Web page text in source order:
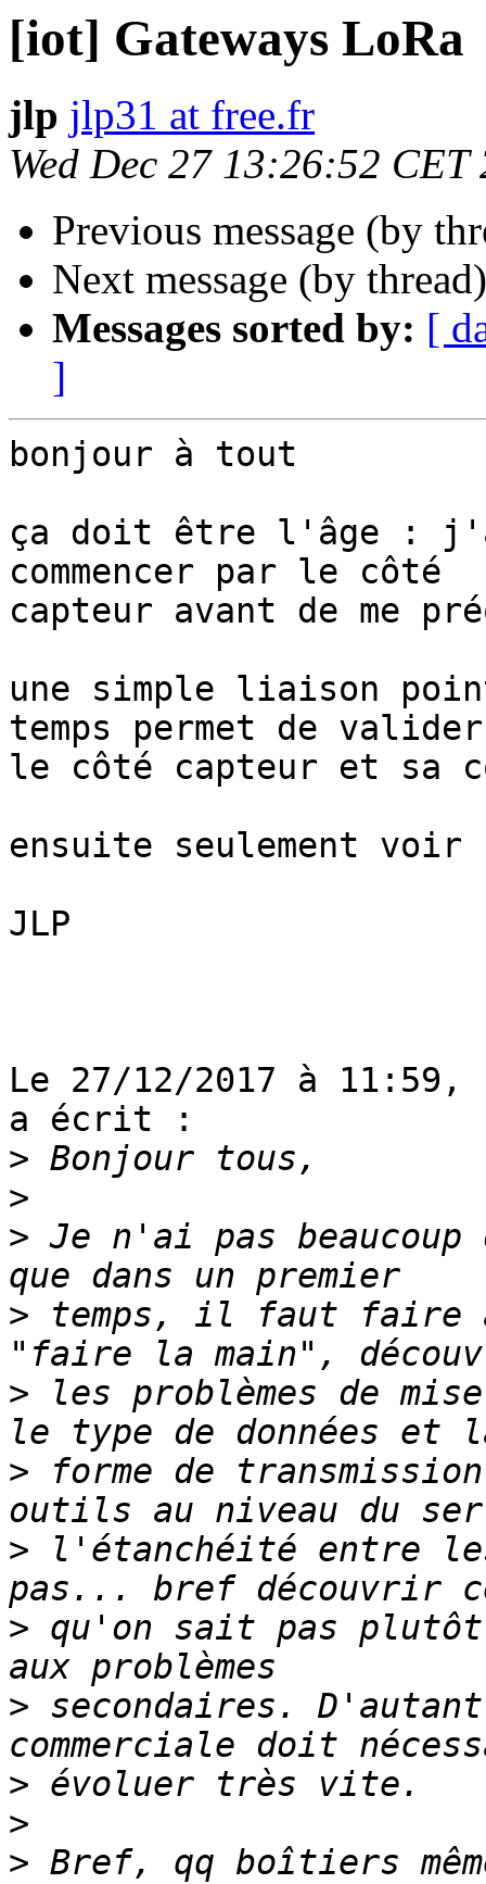
[iot] Gateways LoRa
jlp jlp31 at free.fr
Wed Dec 27 13:26:52 CET
Previous message (by
Next message (by
Messages sorted by: [
]
bonjour à tout
ça doit être l'âge :
commencer par le côté
capteur avant de me
une simple liaison
temps permet de valider
le côté capteur et sa
ensuite seulement voir
JLP
Le 27/12/2017 à
a écrit :
>
>
> Je n'ai pas
> temps, il faut faire
> les problèmes de
> forme de
> l'étanchéité entre les
> qu'on sait pas
> secondaires.
>
>
> Bref, qq boîtiers